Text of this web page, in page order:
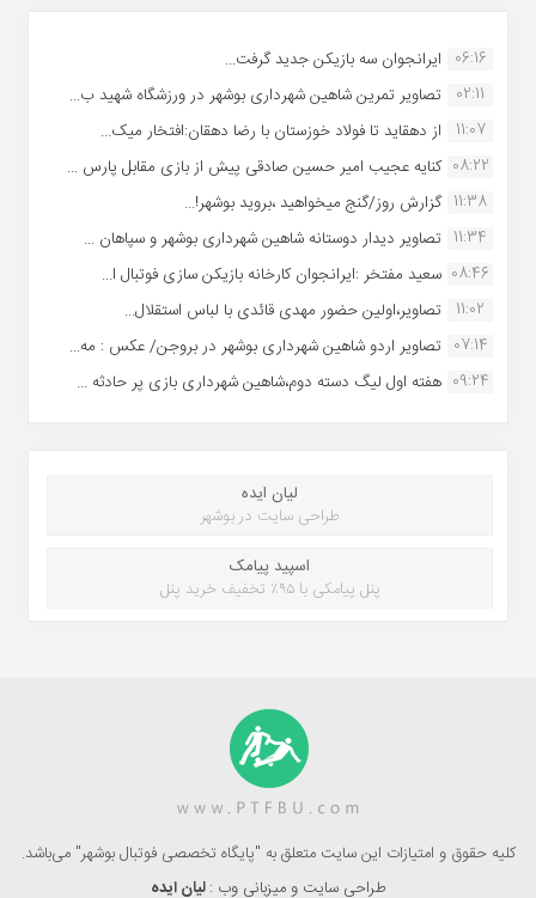
06:16 ایرانجوان سه بازیکن جدید گرفت...
02:11
تصاویر تمرین شاهین شهردارى بوشهر در ورزشگاه شهید ب...
11:07
از دهقاید تا فولاد خوزستان با رضا دهقان:افتخار میک...
08:22 کنایه عجیب امیر حسین صادقی پیش از بازی مقابل پارس ...
11:38 گزارش روز/گنج میخواهید ،بروید بوشهر!...
11:34 تصاویر دیدار دوستانه شاهین شهردارى بوشهر و سپاهان ...
08:46 سعید مفتخر :ایرانجوان کارخانه بازیکن سازی فوتبال ا...
11:02
تصاویر،اولین حضور مهدی قائدی با لباس استقلال...
07:14 تصاویر اردو شاهین شهرداری بوشهر در بروجن/ عکس : مه...
09:24 هفته اول لیگ دسته دوم،شاهین شهرداری بازی پر حادثه ...
لیان ایده
طراحی سایت در بوشهر
اسپید پیامک
پنل پیامکی با ۹۵٪ تخفیف خرید پنل
کلیه حقوق و امتیازات این سایت متعلق به "پایگاه تخصصی فوتبال بوشهر" می‌باشد.
طراحی سایت و میزبانی وب :لیان ایده